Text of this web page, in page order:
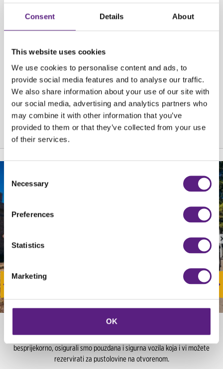
Consent Details About
This website uses cookies
We use cookies to personalise content and ads, to
provide social media features and to analyse our traffic.
We also share information about your use of our site with
our social media, advertising and analytics partners who
may combine it with other information that you’ve
provided to them or that they’ve collected from your use
of their services.
Selection
Necessary
Preferences
Statistics
Marketing
OK
i jačanje vizije brenda.
moment.com/
Save the date – 6. - 7. svibnja 2022. Vidimo se u Zadru!
NATRAG
Spartan Trail održan u Hrvatskoj u tri izdanja
Kako bi organizacija sva tri izdanja Spartan Traila u Hrvatskoj prošla
besprijekorno, osigurali smo pouzdana i sigurna vozila koja i vi možete
rezervirati za pustolovine na otvorenom.